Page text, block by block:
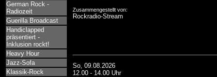
German Rock -
Radiozeit
Guerilla Broadcast
Handiclapped
präsentiert -
Inklusion rockt!
Heavy Hour
Jazz-Sofa
Klassik-Rock
Zusammengestellt von:
Rockradio-Stream
So, 09.08.2026
12.00 - 14.00 Uhr